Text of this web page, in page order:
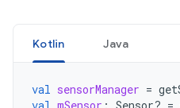
Kotlin Java
val sensorManager =
val mSensor : Sensor? =